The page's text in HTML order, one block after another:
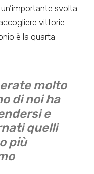
svolta
vittorie.
è la quarta
molto
di noi ha
e
quelli
più